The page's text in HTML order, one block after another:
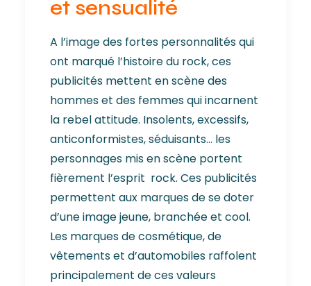
et sensualité
A l’image des fortes personnalités qui
ont marqué l’histoire du rock, ces
publicités mettent en scène des
hommes et des femmes qui incarnent
la rebel attitude. Insolents, excessifs,
anticonformistes, séduisants… les
personnages mis en scène portent
fièrement l’esprit rock. Ces publicités
permettent aux marques de se doter
d’une image jeune, branchée et cool.
Les marques de cosmétique, de
vêtements et d’automobiles raffolent
principalement de ces valeurs